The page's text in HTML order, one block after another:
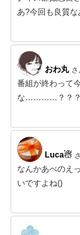
あ?今回も良質
おわ丸 さ
番組が終わって
な…………？？？
Luca☃︎
なんかあべのえ
いですよね()